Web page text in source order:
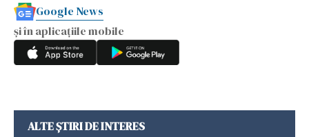
Google News
și în aplicațiile mobile
ALTE ȘTIRI DE INTERES